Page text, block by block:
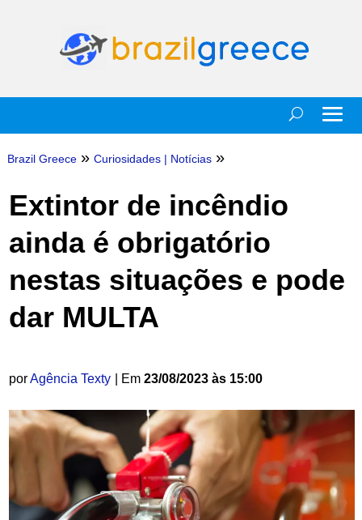
Brazil Greece » Curiosidades| Notícias »
Extintor de incêndio
ainda é obrigatório
nestas situações e pode
dar MULTA
porAgência Texty | Em 23/08/2023 às 15:00